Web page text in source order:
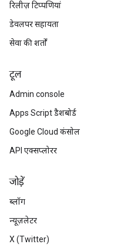
रिलीज़ टिप्पणियां
डेवलपर सहायता
सेवा की शर्तों
टूल
Admin console
Apps Script डैशबोर्ड
Google Cloud कंसोल
API एक्सप्लोरर
जोड़ें
ब्लॉग
न्यूज़लेटर
X (Twitter)